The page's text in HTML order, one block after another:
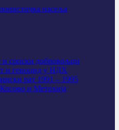
насеља
и српски добровољци
и геноцид у НДХ
рат 1991 – 1995
и Метохија